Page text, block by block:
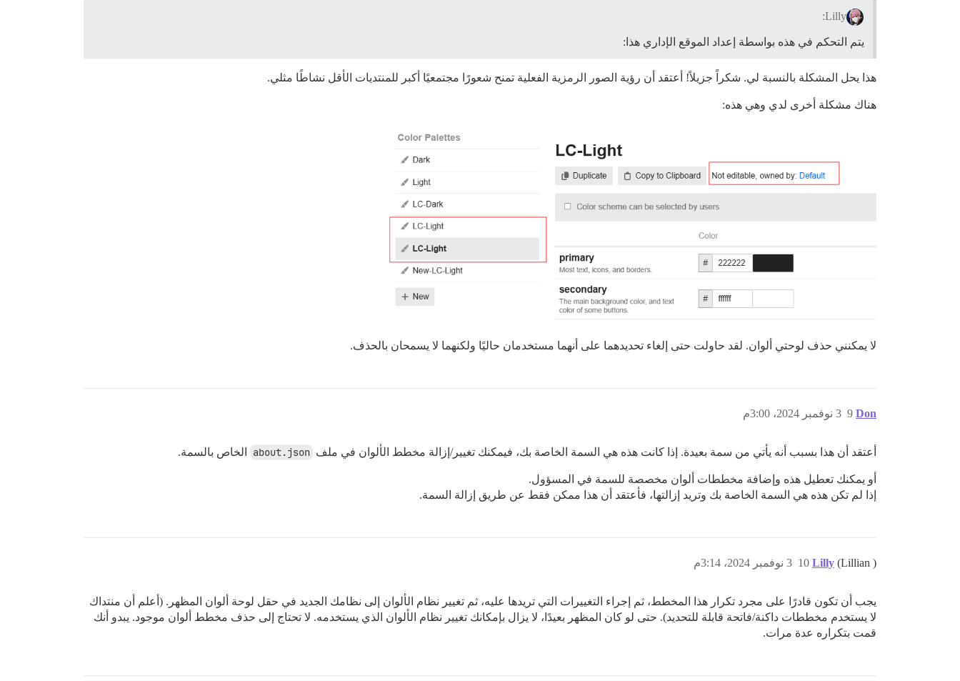
Lilly:
يتم التحكم في هذه بواسطة إعداد الموقع الإداري هذا:
هذا يحل المشكلة بالنسبة لي. شكراً جزيلاً! أعتقد أن رؤية الصور الرمزية الفعلية تمنح شعورًا مجتمعيًا أكبر للمنتديات الأقل نشاطًا مثلي.
هناك مشكلة أخرى لدي وهي هذه:
لا يمكنني حذف لوحتي ألوان. لقد حاولت حتى إلغاء تحديدهما على أنهما مستخدمان حاليًا ولكنهما لا يسمحان بالحذف.
Don 3 نوفمبر 2024، 3:00م 9
أعتقد أن هذا بسبب أنه يأتي من سمة بعيدة. إذا كانت هذه هي السمة الخاصة بك، فيمكنك تغيير/إزالة مخطط الألوان في ملف about.json الخاص بالسمة.
أو يمكنك تعطيل هذه وإضافة مخططات ألوان مخصصة للسمة في المسؤول.
إذا لم تكن هذه هي السمة الخاصة بك وتريد إزالتها، فأعتقد أن هذا ممكن فقط عن طريق إزالة السمة.
Lilly (Lillian ) 3 نوفمبر 2024، 3:14م 10
يجب أن تكون قادرًا على مجرد تكرار هذا المخطط، ثم إجراء التغييرات التي تريدها عليه، ثم تغيير نظام الألوان إلى نظامك الجديد في حقل لوحة ألوان المظهر. (أعلم أن منتداك
لا يستخدم مخططات داكنة/فاتحة قابلة للتحديد). حتى لو كان المظهر بعيدًا، لا يزال بإمكانك تغيير نظام الألوان الذي يستخدمه. لا تحتاج إلى حذف مخطط ألوان موجود. يبدو أنك
قمت بتكراره عدة مرات.